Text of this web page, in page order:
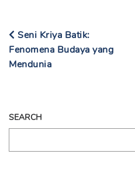
Seni Kriya Batik:
Fenomena Budaya yang
Mendunia
SEARCH